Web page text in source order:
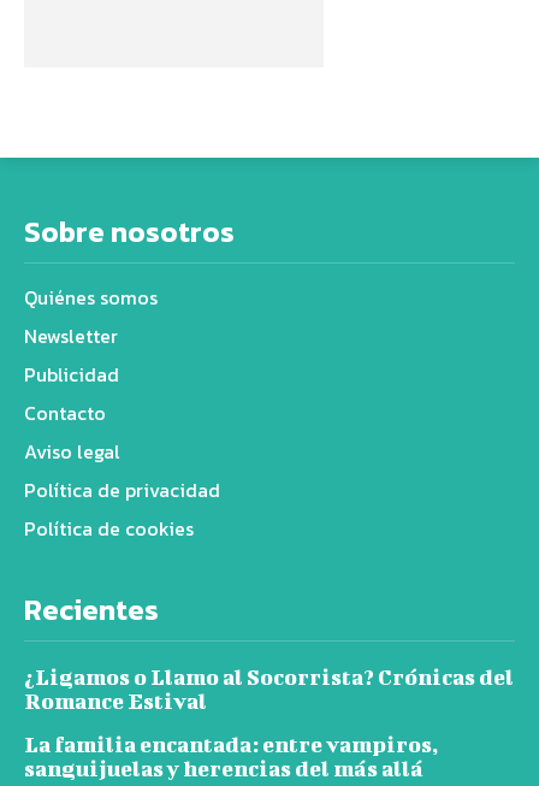
Sobre nosotros
Quiénes somos
Newsletter
Publicidad
Contacto
Aviso legal
Política de privacidad
Política de cookies
Recientes
¿Ligamos o Llamo al Socorrista? Crónicas del
Romance Estival
La familia encantada: entre vampiros,
sanguijuelas y herencias del más allá